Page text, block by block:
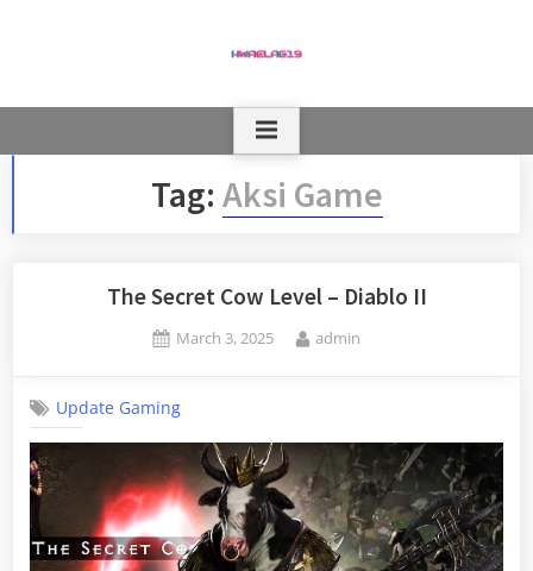
Tag: Aksi Game
The Secret Cow Level – Diablo II
Posted
March 3, 2025 By
admin
Update Gaming